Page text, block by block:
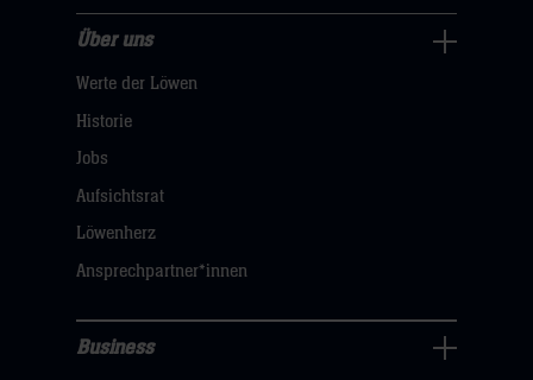
uns
Navigation
öffnen,
hier
Über uns
Werte der Löwen
Historie
Jobs
Aufsichtsrat
Löwenherz
Ansprechpartner*innen
Business